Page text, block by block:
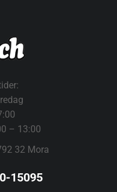
– 13:00
32 Mora
15095